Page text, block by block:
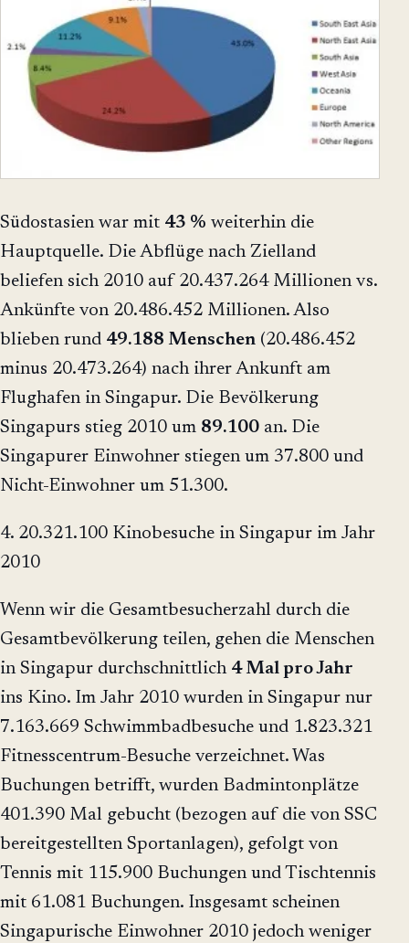
Südostasien war mit 43 % weiterhin die
Hauptquelle. Die Abflüge nach Zielland
beliefen sich 2010 auf 20.437.264 Millionen vs.
Ankünfte von 20.486.452 Millionen. Also
blieben rund 49.188 Menschen (20.486.452
minus 20.473.264) nach ihrer Ankunft am
Flughafen in Singapur. Die Bevölkerung
Singapurs stieg 2010 um 89.100 an. Die
Singapurer Einwohner stiegen um 37.800 und
Nicht-Einwohner um 51.300.
4. 20.321.100 Kinobesuche in Singapur im Jahr
2010
Wenn wir die Gesamtbesucherzahl durch die
Gesamtbevölkerung teilen, gehen die Menschen
in Singapur durchschnittlich 4 Mal pro Jahr
ins Kino. Im Jahr 2010 wurden in Singapur nur
7.163.669 Schwimmbadbesuche und 1.823.321
Fitnesscentrum-Besuche verzeichnet. Was
Buchungen betrifft, wurden Badmintonplätze
401.390 Mal gebucht (bezogen auf die von SSC
bereitgestellten Sportanlagen), gefolgt von
Tennis mit 115.900 Buchungen und Tischtennis
mit 61.081 Buchungen. Insgesamt scheinen
Singapurische Einwohner 2010 jedoch weniger